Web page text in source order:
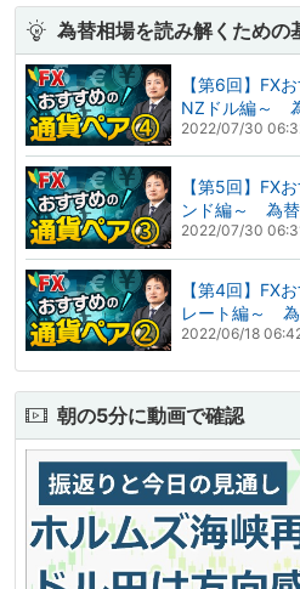
為替相場を読み解くための
【第6回】FX
NZドル編～
2022/07/30
【第5回】FX
ンド編～ 為
2022/07/30
【第4回】FX
レート編～
2022/06/18
朝の5分に動画で確認